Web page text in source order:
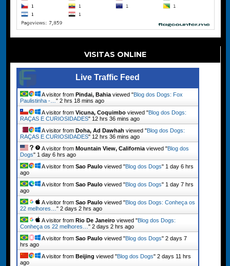
VISITAS ONLINE
Live Traffic Feed
A visitor from Pindai, Bahiaviewed "Blog dos Dogs: Fox
Paulistinha -… " 2 hrs 18 mins ago
A visitor from Vicuna, Coquimboviewed "Blog dos Dogs:
RAÇAS E CURIOSIDADES" 12 hrs 36 mins ago
A visitor from Doha, Ad Dawhah viewed "Blog dos Dogs:
RAÇAS E CURIOSIDADES" 12 hrs 36 mins ago
A visitor from Mountain View, Californiaviewed "Blog dos
Dogs" 1 day 6 hrs ago
A visitor from Sao Pauloviewed "Blog dos Dogs" 1 day 6 hrs
ago
A visitor from Sao Pauloviewed "Blog dos Dogs" 1 day 7 hrs
ago
A visitor from Sao Pauloviewed "Blog dos Dogs: Conheça os
22 melhores… " 2 days 2 hrs ago
A visitor from Rio De Janeiroviewed "Blog dos Dogs:
Conheça os 22 melhores… " 2 days 2 hrs ago
A visitor from Sao Pauloviewed "Blog dos Dogs" 2 days 7
hrs ago
A visitor from Beijing viewed "Blog dos Dogs" 2 days 11 hrs
ago